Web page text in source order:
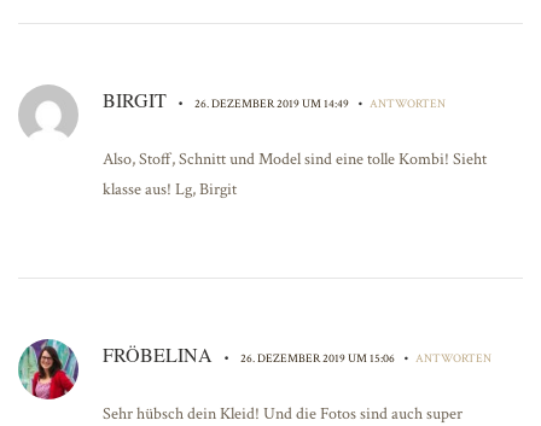
BIRGIT • 26. DEZEMBER 2019 UM 14:49 • ANTWORTEN
Also, Stoff, Schnitt und Model sind eine tolle Kombi! Sieht
klasse aus! Lg, Birgit
FRÖBELINA • 26. DEZEMBER 2019 UM 15:06 • ANTWORTEN
Sehr hübsch dein Kleid! Und die Fotos sind auch super